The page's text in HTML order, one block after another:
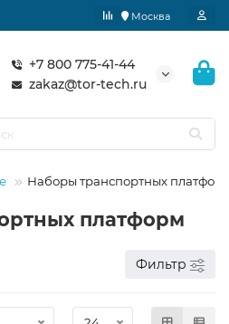
Москва
+7 800 775-41-44
zakaz@tor-tech.ru
Наборы транспортных
платформ
Фильтр